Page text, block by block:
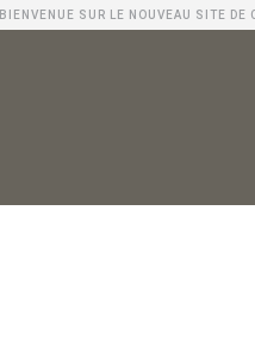
BIENVENUE SUR LE NOUVEAU SITE DE